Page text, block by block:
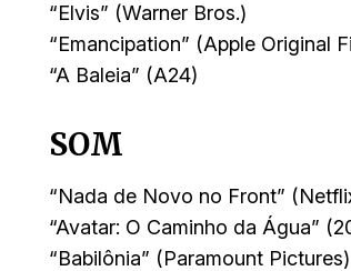
“Elvis” (Warner Bros.)
“Emancipation” (Apple Original
“A Baleia” (A24)
SOM
“Nada de Novo no Front”
“Avatar: O Caminho da Água”
“Babilônia” (Paramount Pictures)